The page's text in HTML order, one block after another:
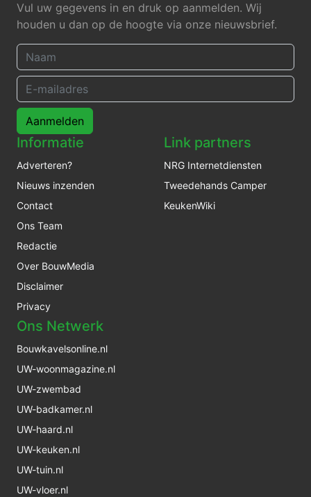
Vul uw gegevens in en druk op aanmelden. Wij
houden u dan op de hoogte via onze nieuwsbrief.
Aanmelden
Informatie
Adverteren?
Nieuws inzenden
Contact
Ons Team
Redactie
Over BouwMedia
Disclaimer
Privacy
Link partners
NRG Internetdiensten
Tweedehands Camper
KeukenWiki
Ons Netwerk
Bouwkavelsonline.nl
UW-woonmagazine.nl
UW-zwembad
UW-badkamer.nl
UW-haard.nl
UW-keuken.nl
UW-tuin.nl
UW-vloer.nl